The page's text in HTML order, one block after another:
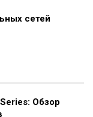
сетей
Обзор